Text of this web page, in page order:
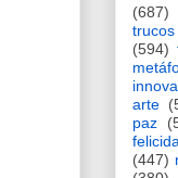
(687)
trucos
(594)
arte
paz
(447)